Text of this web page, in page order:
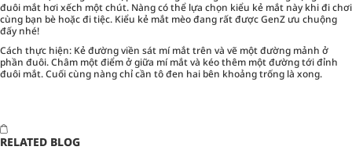
đuôi mắt hơi xếch một chút. Nàng có thể lựa chọn kiểu kẻ mắt này khi đi chơi
cùng bạn bè hoặc đi tiệc. Kiểu kẻ mắt mèo đang rất được GenZ ưu chuộng
đấy nhé!
Cách thực hiện: Kẻ đường viền sát mí mắt trên và vẽ một đường mảnh ở
phần đuôi. Châm một điểm ở giữa mí mắt và kéo thêm một đường tới đỉnh
đuôi mắt. Cuối cùng nàng chỉ cần tô đen hai bên khoảng trống là xong.
RELATED BLOG